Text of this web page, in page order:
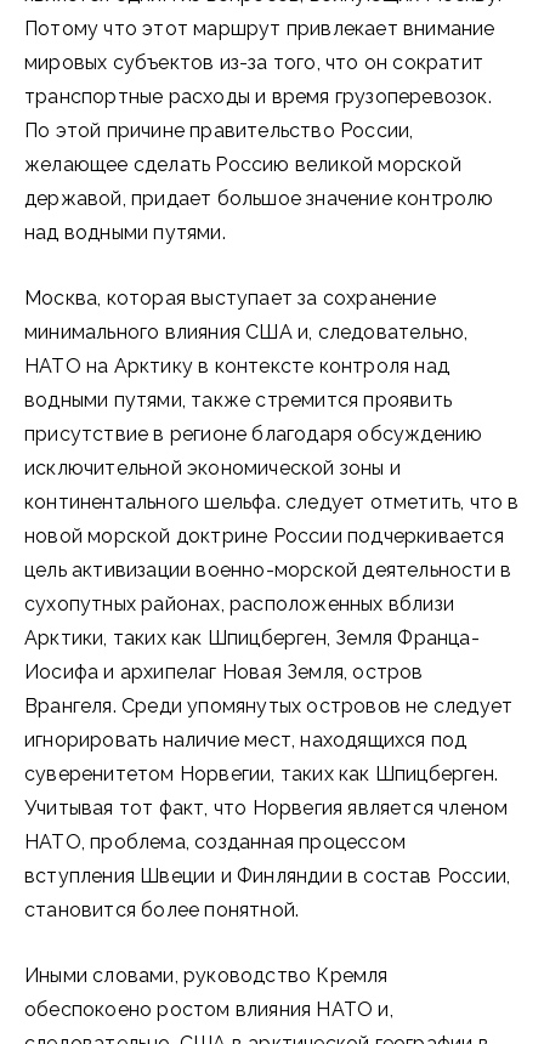
Потому что этот маршрут привлекает внимание
мировых субъектов из-за того, что он сократит
транспортные расходы и время грузоперевозок.
По этой причине правительство России,
желающее сделать Россию великой морской
державой, придает большое значение контролю
над водными путями.
Москва, которая выступает за сохранение
минимального влияния США и, следовательно,
НАТО на Арктику в контексте контроля над
водными путями, также стремится проявить
присутствие в регионе благодаря обсуждению
исключительной экономической зоны и
континентального шельфа. следует отметить, что в
новой морской доктрине России подчеркивается
цель активизации военно-морской деятельности в
сухопутных районах, расположенных вблизи
Арктики, таких как Шпицберген, Земля Франца-
Иосифа и архипелаг Новая Земля, остров
Врангеля. Среди упомянутых островов не следует
игнорировать наличие мест, находящихся под
суверенитетом Норвегии, таких как Шпицберген.
Учитывая тот факт, что Норвегия является членом
НАТО, проблема, созданная процессом
вступления Швеции и Финляндии в состав России,
становится более понятной.
Иными словами, руководство Кремля
обеспокоено ростом влияния НАТО и,